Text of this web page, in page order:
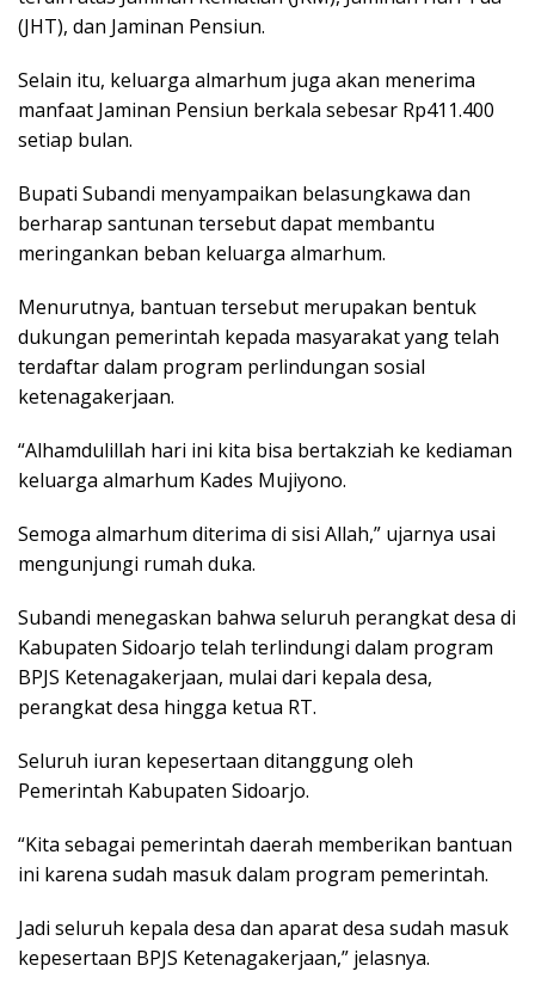
(JHT), dan Jaminan Pensiun.
Selain itu, keluarga almarhum juga akan menerima
manfaat Jaminan Pensiun berkala sebesar Rp411.400
setiap bulan.
Bupati Subandi menyampaikan belasungkawa dan
berharap santunan tersebut dapat membantu
meringankan beban keluarga almarhum.
Menurutnya, bantuan tersebut merupakan bentuk
dukungan pemerintah kepada masyarakat yang telah
terdaftar dalam program perlindungan sosial
ketenagakerjaan.
“Alhamdulillah hari ini kita bisa bertakziah ke kediaman
keluarga almarhum Kades Mujiyono.
Semoga almarhum diterima di sisi Allah,” ujarnya usai
mengunjungi rumah duka.
Subandi menegaskan bahwa seluruh perangkat desa di
Kabupaten Sidoarjo telah terlindungi dalam program
BPJS Ketenagakerjaan, mulai dari kepala desa,
perangkat desa hingga ketua RT.
Seluruh iuran kepesertaan ditanggung oleh
Pemerintah Kabupaten Sidoarjo.
“Kita sebagai pemerintah daerah memberikan bantuan
ini karena sudah masuk dalam program pemerintah.
Jadi seluruh kepala desa dan aparat desa sudah masuk
kepesertaan BPJS Ketenagakerjaan,” jelasnya.